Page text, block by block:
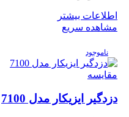
اطلاعات بیشتر
مشاهده سریع
ناموجود
مقایسه
دزدگیر ایزیکار مدل 7100